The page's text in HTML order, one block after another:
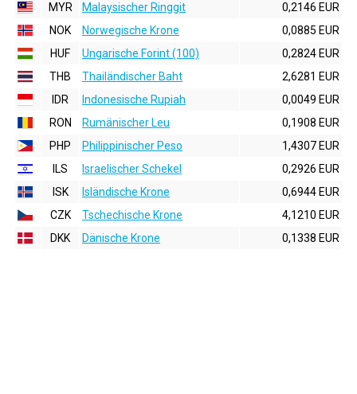
MYR
Malaysischer Ringgit
0,2146 EUR
NOK
Norwegische Krone
0,0885 EUR
HUF
Ungarische Forint (100)
0,2824 EUR
THB
Thailändischer Baht
2,6281 EUR
IDR
Indonesische Rupiah
0,0049 EUR
RON
Rumänischer Leu
0,1908 EUR
PHP
Philippinischer Peso
1,4307 EUR
ILS
Israelischer Schekel
0,2926 EUR
ISK
Isländische Krone
0,6944 EUR
CZK
Tschechische Krone
4,1210 EUR
DKK
Dänische Krone 0,1338 EUR